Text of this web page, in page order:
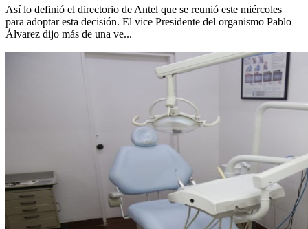
Así lo definió el directorio de Antel que se reunió este miércoles
para adoptar esta decisión. El vice Presidente del organismo Pablo
Álvarez dijo más de una ve...